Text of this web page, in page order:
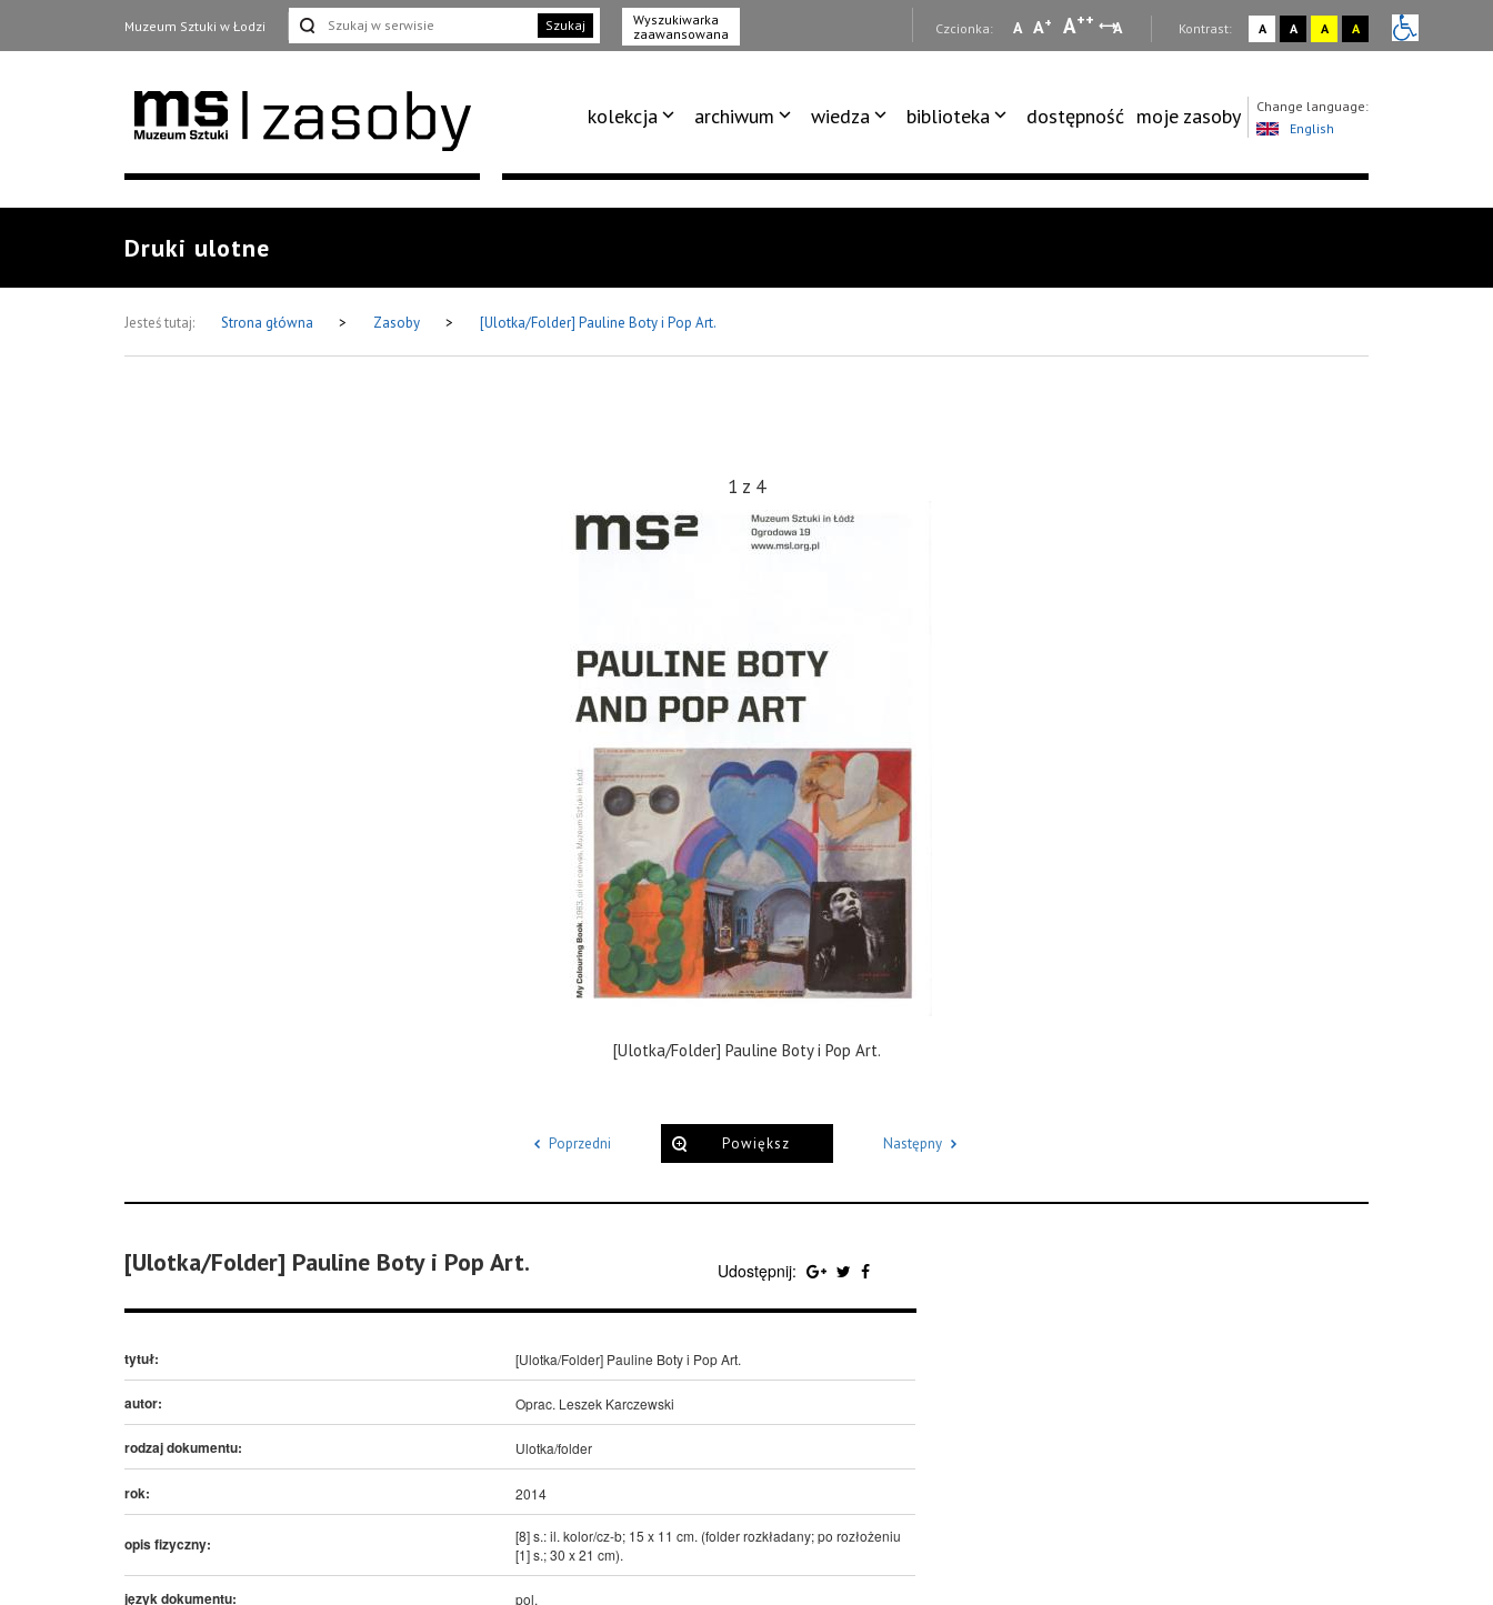
Muzeum Sztuki w Łodzi Szukaj
Wyszukiwarka
zaawansowana
Czcionka: A A+ A++ A Kontrast: A A A A
kolekcja archiwum wiedza biblioteka dostępność moje zasoby
Change language:
English
Druki ulotne
Jesteś tutaj: Strona główna > Zasoby > [Ulotka/Folder] Pauline Boty i Pop Art.
1 z 4
[Ulotka/Folder] Pauline Boty i Pop Art.
Poprzedni Powiększ Następny
[Ulotka/Folder] Pauline Boty i Pop Art. Udostępnij:
tytuł: [Ulotka/Folder] Pauline Boty i Pop Art.
autor: Oprac. Leszek Karczewski
rodzaj dokumentu: Ulotka/folder
rok: 2014
opis fizyczny:
[8] s.: il. kolor/cz-b; 15 x 11 cm. (folder rozkładany; po rozłożeniu
[1] s.; 30 x 21 cm).
język dokumentu: pol.